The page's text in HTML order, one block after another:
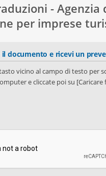
- Agenzia
per imprese
il documento e ricevi un
vicino al campo di testo per
e cliccate poi su